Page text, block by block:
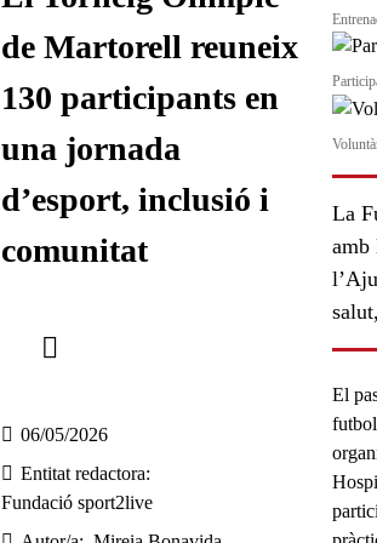
de Martorell reuneix
130 participants en
una jornada
d’esport, inclusió i
comunitat
06/05/2026
Entitat redactora
Fundació sport2live
La
amb
El